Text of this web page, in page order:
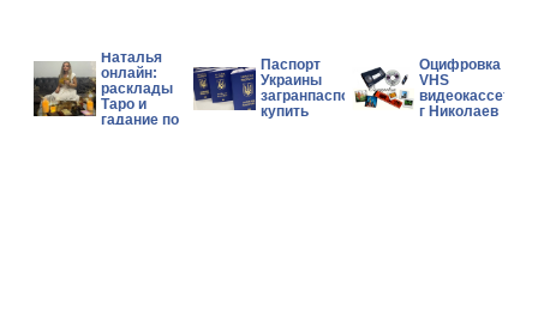
Наталья
онлайн:
расклады
Таро и
гадание по
Паспорт
Украины
загранпаспорт
купить
Оцифровка
VHS
видеокассет
г Николаев